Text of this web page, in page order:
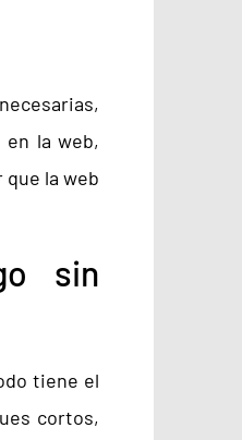
la web,
la web
sin
tiene el
cortos,